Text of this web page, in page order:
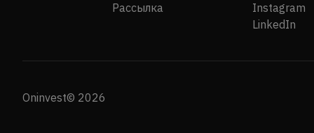
Рассылка
Instagram
LinkedIn
Oninvest© 2026